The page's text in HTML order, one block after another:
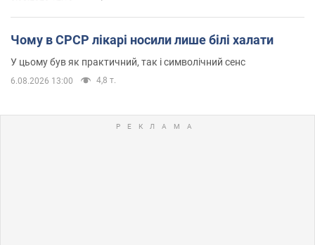
Чому в СРСР лікарі носили лише білі халати
У цьому був як практичний, так і символічний сенс
6.08.2026 13:00 4,8 т.